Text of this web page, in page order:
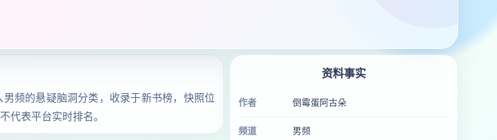
频的悬疑脑洞分类，收录于新书榜，快照位
代表平台实时排名。
资料事实
作者 倒霉蛋阿古朵
频道 男频